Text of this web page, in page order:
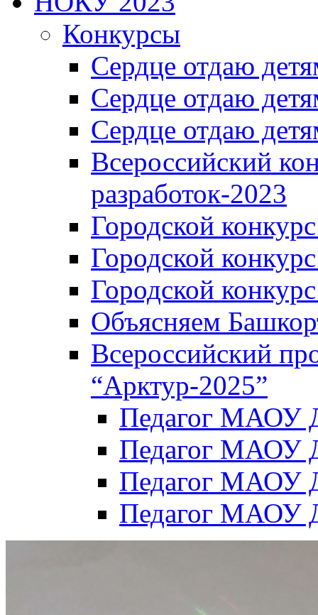
Конкурсы
Сердце отдаю
Сердце отдаю
Сердце отдаю
Всероссийский
разработок-2023
Городской
Городской
Городской
Объясняем
Всероссийский
“Арктур-2025”
Педагог МАОУ
Педагог МАОУ
Педагог МАОУ
Педагог МАОУ